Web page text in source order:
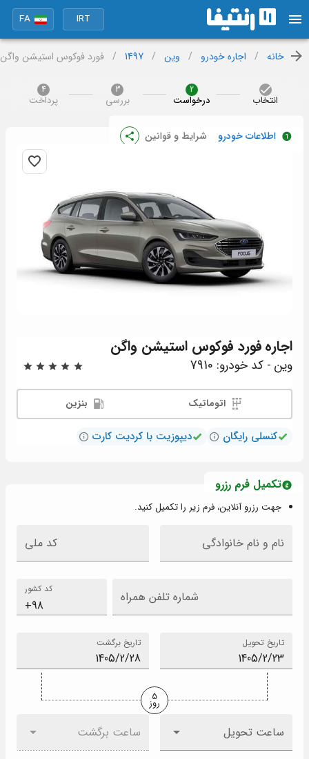
IRT
FA
خانه / اجاره خودرو / وین /
1497
/ فورد فوکوس استیشن واگن
انتخاب
2
درخواست
3
بررسی
4
پرداخت
اطلاعات خودرو شرایط و قوانین
اجارهفورد فوکوس استیشن واگن
وین - کد خودرو: 7910
اتوماتیک بنزین
کنسلی رایگان دیپوزیت با کردیت کارت
تکمیل فرم رزرو
جهت رزرو آنلاین، فرم زیر را تکمیل کنید.
نام و نام خانوادگی کد ملی
کد کشور شماره تلفن همراه
تاریخ تحویل تاریخ برگشت
5
روز
ساعت تحویل ساعت برگشت